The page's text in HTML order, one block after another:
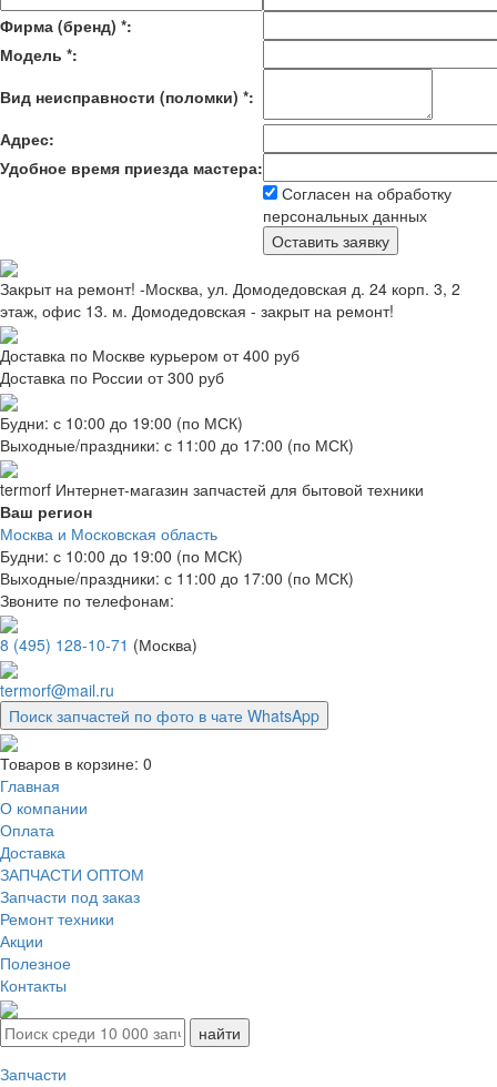
Фирма (бренд) *:
Модель *:
Вид неисправности (поломки) *:
Адрес:
Удобное время приезда мастера:
Согласен на обработку
персональных данных
Закрыт на ремонт! -Москва, ул. Домодедовская д. 24 корп. 3, 2
этаж, офис 13. м. Домодедовская - закрыт на ремонт!
Доставка по Москве курьером от 400 руб
Доставка по России от 300 руб
Будни: с 10:00 до 19:00 (по МСК)
Выходные/праздники: с 11:00 до 17:00 (по МСК)
termorf Интернет-магазин запчастей для бытовой техники
Ваш регион
Москва и Московская область
Будни: с 10:00 до 19:00 (по МСК)
Выходные/праздники: с 11:00 до 17:00 (по МСК)
Звоните по телефонам:
8 (495) 128-10-71 (Москва)
termorf@mail.ru
Поиск запчастей по фото в чате WhatsApp
Товаров в корзине: 0
Главная
О компании
Оплата
Доставка
ЗАПЧАСТИ ОПТОМ
Запчасти под заказ
Ремонт техники
Акции
Полезное
Контакты
Запчасти